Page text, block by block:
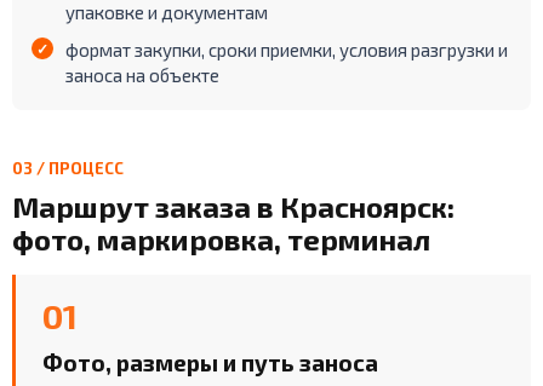
упаковке и документам
формат закупки, сроки приемки, условия разгрузки и
заноса на объекте
03 / ПРОЦЕСС
Маршрут заказа в Красноярск:
фото, маркировка, терминал
01
Фото, размеры и путь заноса